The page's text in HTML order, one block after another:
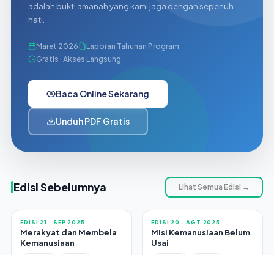
adalah bukti amanah yang kami jaga dengan sepenuh
hati.
Maret 2026
Laporan Tahunan Program
Gratis · Akses Langsung
Baca Online Sekarang
Unduh PDF Gratis
Edisi Sebelumnya Lihat Semua Edisi →
EDISI 21 · SEP 2025
Merakyat dan Membela
Kemanusiaan
EDISI 20 · AGT 2025
Misi Kemanusiaan Belum
Usai